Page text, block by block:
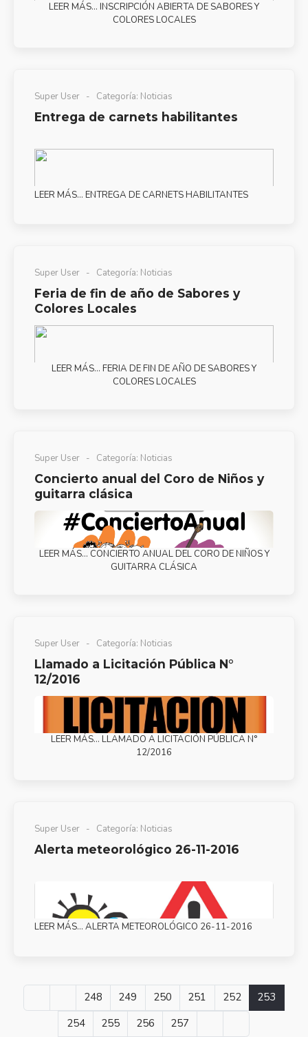
LEER MÁS… INSCRIPCIÓN ABIERTA DE SABORES Y
COLORES LOCALES
Super User Categoría: Noticias
Entrega de carnets habilitantes
LEER MÁS… ENTREGA DE CARNETS HABILITANTES
Super User Categoría: Noticias
Feria de fin de año de Sabores y
Colores Locales
LEER MÁS… FERIA DE FIN DE AÑO DE SABORES Y
COLORES LOCALES
Super User Categoría: Noticias
Concierto anual del Coro de Niños y
guitarra clásica
LEER MÁS… CONCIERTO ANUAL DEL CORO DE NIÑOS Y
GUITARRA CLÁSICA
Super User Categoría: Noticias
Llamado a Licitación Pública N°
12/2016
LEER MÁS… LLAMADO A LICITACIÓN PÚBLICA N°
12/2016
Super User Categoría: Noticias
Alerta meteorológico 26-11-2016
LEER MÁS… ALERTA METEOROLÓGICO 26-11-2016
248 249 250 251 252
253
254
255 256 257